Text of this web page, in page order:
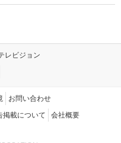
レビジョン
お問い合わせ
掲載について 会社概要